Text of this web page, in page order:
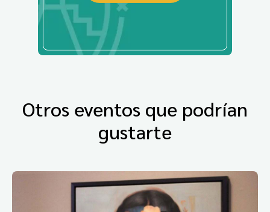
Otros eventos que podrían
gustarte